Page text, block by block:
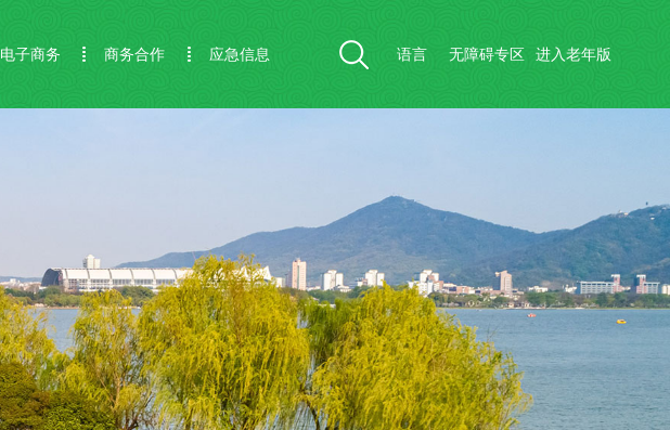
电子商务 商务合作 应急信息 语言 无障碍专区 进入老年版